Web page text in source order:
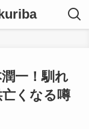
一！馴れ
くなる噂